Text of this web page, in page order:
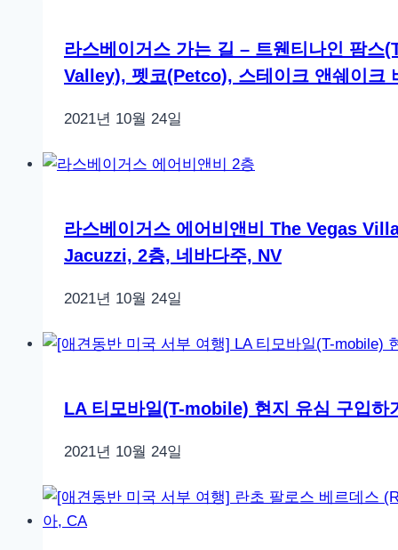
라스베이거스 가는 길 – 트웬티나인 팜
Valley), 펫코(Petco), 스테이크 앤쉐이크
2021년 10월 24일
라스베이거스 에어비앤비 The Vegas
Jacuzzi, 2층, 네바다주, NV
2021년 10월 24일
LA 티모바일(T-mobile) 현지 유심 구입하
2021년 10월 24일